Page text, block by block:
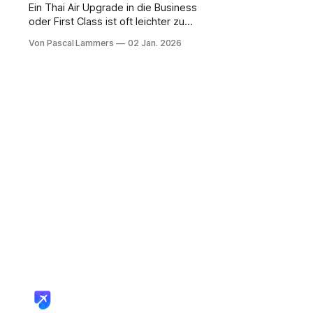
Ein Thai Air Upgrade in die Business
oder First Class ist oft leichter zu
im Grunde vier Wege, die zum Ziel
Von Pascal Lammers 02 Jan. 2026